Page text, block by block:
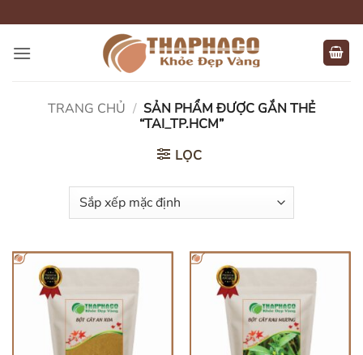
qua
nội
TRANG CHỦ / SẢN PHẨM ĐƯỢC GẮN THẺ
“TAI_TP.HCM”
LỌC